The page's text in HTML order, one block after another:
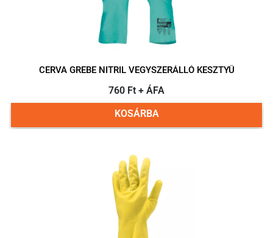
CERVA GREBE NITRIL VEGYSZERÁLLÓ KESZTYŰ
760 Ft + ÁFA
KOSÁRBA